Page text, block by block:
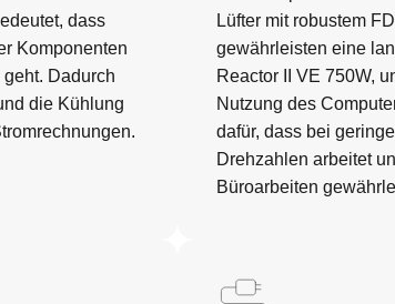
dass
Komponenten
Dadurch
die Kühlung
Lüfter mit robustem
gewährleisten eine
Reactor II VE 750W,
Nutzung des
dafür, dass bei
Drehzahlen arbeitet
Büroarbeiten